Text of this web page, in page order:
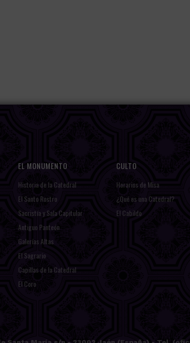
EL MONUMENTO
Historia de la Catedral
El Santo Rostro
Sacristía y Sala Capitular
Antiguo Panteón
Galerías Altas
El Sagrario
Capillas de la Catedral
El Coro
CULTO
Horarios de Misa
¿Qué es una Catedral?
El Cabildo